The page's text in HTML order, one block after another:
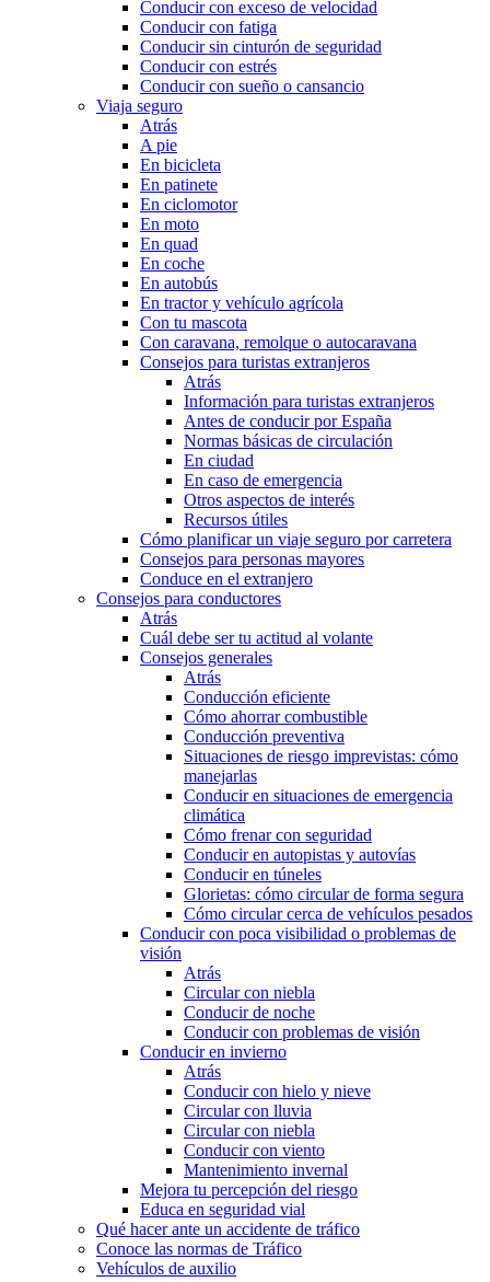
Conducir con exceso de velocidad
Conducir con fatiga
Conducir sin cinturón de seguridad
Conducir con estrés
Conducir con sueño o cansancio
Viaja seguro
Atrás
A pie
En bicicleta
En patinete
En ciclomotor
En moto
En quad
En coche
En autobús
En tractor y vehículo agrícola
Con tu mascota
Con caravana, remolque o autocaravana
Consejos para turistas extranjeros
Atrás
Información para turistas extranjeros
Antes de conducir por España
Normas básicas de circulación
En ciudad
En caso de emergencia
Otros aspectos de interés
Recursos útiles
Cómo planificar un viaje seguro por carretera
Consejos para personas mayores
Conduce en el extranjero
Consejos para conductores
Atrás
Cuál debe ser tu actitud al volante
Consejos generales
Atrás
Conducción eficiente
Cómo ahorrar combustible
Conducción preventiva
Situaciones de riesgo imprevistas: cómo
manejarlas
Conducir en situaciones de emergencia
climática
Cómo frenar con seguridad
Conducir en autopistas y autovías
Conducir en túneles
Glorietas: cómo circular de forma segura
Cómo circular cerca de vehículos pesados
Conducir con poca visibilidad o problemas de
visión
Atrás
Circular con niebla
Conducir de noche
Conducir con problemas de visión
Conducir en invierno
Atrás
Conducir con hielo y nieve
Circular con lluvia
Circular con niebla
Conducir con viento
Mantenimiento invernal
Mejora tu percepción del riesgo
Educa en seguridad vial
Qué hacer ante un accidente de tráfico
Conoce las normas de Tráfico
Vehículos de auxilio